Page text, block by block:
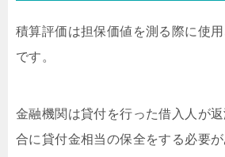
積算評価は担保価値を測る際に使
です。
金融機関は貸付を行った借入人が
合に貸付金相当の保全をする必要